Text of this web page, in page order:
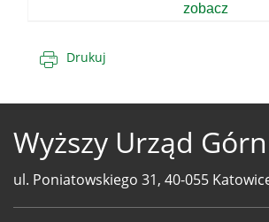
zobacz
Drukuj
Wyższy Urząd
ul. Poniatowskiego 31, 40-055